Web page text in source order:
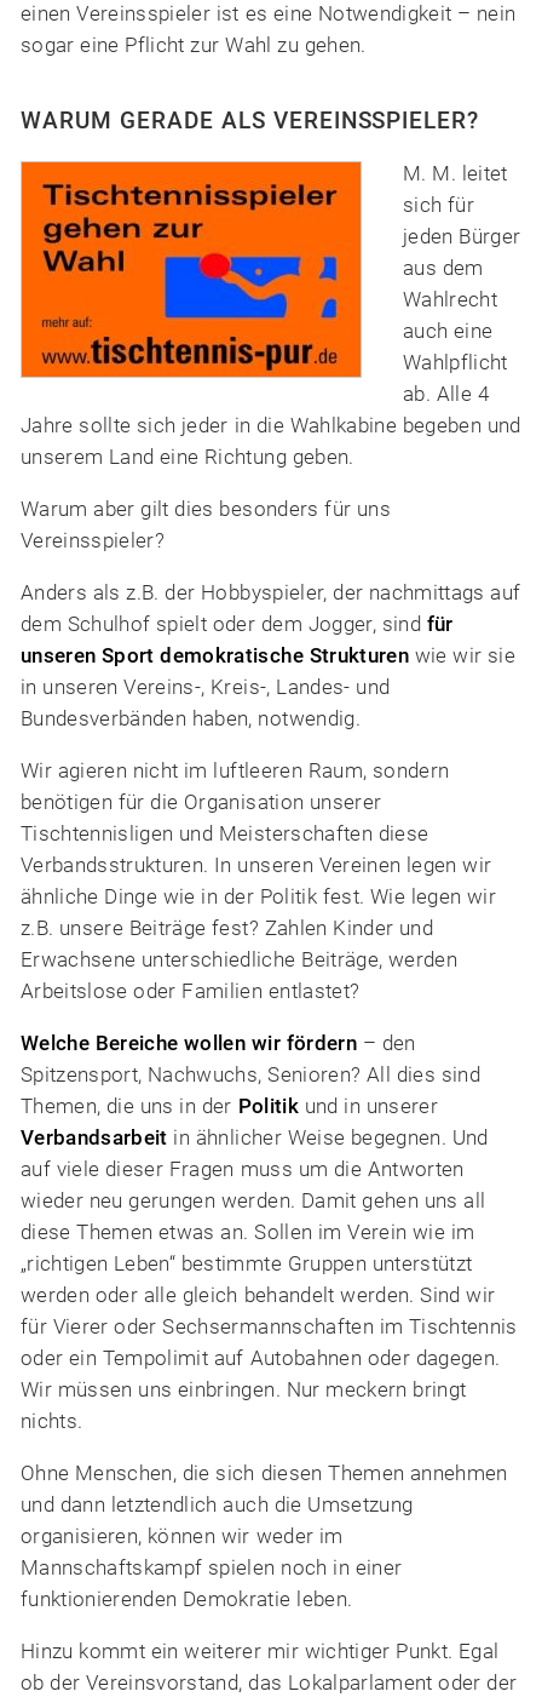
einen Vereinsspieler ist es eine Notwendigkeit – nein
sogar eine Pflicht zur Wahl zu gehen.
WARUM GERADE ALS VEREINSSPIELER?
M. M. leitet
sich für
jeden Bürger
aus dem
Wahlrecht
auch eine
Wahlpflicht
ab. Alle 4
Jahre sollte sich jeder in die Wahlkabine begeben und
unserem Land eine Richtung geben.
Warum aber gilt dies besonders für uns
Vereinsspieler?
Anders als z.B. der Hobbyspieler, der nachmittags auf
dem Schulhof spielt oder dem Jogger, sind für
unseren Sport demokratische Strukturenwie wir sie
in unseren Vereins-, Kreis-, Landes- und
Bundesverbänden haben, notwendig.
Wir agieren nicht im luftleeren Raum, sondern
benötigen für die Organisation unserer
Tischtennisligen und Meisterschaften diese
Verbandsstrukturen. In unseren Vereinen legen wir
ähnliche Dinge wie in der Politik fest. Wie legen wir
z.B. unsere Beiträge fest? Zahlen Kinder und
Erwachsene unterschiedliche Beiträge, werden
Arbeitslose oder Familien entlastet?
Welche Bereiche wollen wir fördern– den
Spitzensport, Nachwuchs, Senioren? All dies sind
Themen, die uns in der Politikund in unserer
Verbandsarbeit in ähnlicher Weise begegnen. Und
auf viele dieser Fragen muss um die Antworten
wieder neu gerungen werden. Damit gehen uns all
diese Themen etwas an. Sollen im Verein wie im
„richtigen Leben“ bestimmte Gruppen unterstützt
werden oder alle gleich behandelt werden. Sind wir
für Vierer oder Sechsermannschaften im Tischtennis
oder ein Tempolimit auf Autobahnen oder dagegen.
Wir müssen uns einbringen. Nur meckern bringt
nichts.
Ohne Menschen, die sich diesen Themen annehmen
und dann letztendlich auch die Umsetzung
organisieren, können wir weder im
Mannschaftskampf spielen noch in einer
funktionierenden Demokratie leben.
Hinzu kommt ein weiterer mir wichtiger Punkt. Egal
ob der Vereinsvorstand, das Lokalparlament oder der